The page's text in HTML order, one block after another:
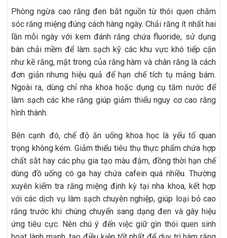
Phòng ngừa cao răng đen bắt nguồn từ thói quen chăm
sóc răng miệng đúng cách hàng ngày. Chải răng ít nhất hai
lần mỗi ngày với kem đánh răng chứa fluoride, sử dụng
bàn chải mềm để làm sạch kỹ các khu vực khó tiếp cận
như kẽ răng, mặt trong của răng hàm và chân răng là cách
đơn giản nhưng hiệu quả để hạn chế tích tụ mảng bám.
Ngoài ra, dùng chỉ nha khoa hoặc dụng cụ tăm nước để
làm sạch các khe răng giúp giảm thiểu nguy cơ cao răng
hình thành.
Bên cạnh đó, chế độ ăn uống khoa học là yếu tố quan
trọng không kém. Giảm thiểu tiêu thụ thực phẩm chứa hợp
chất sắt hay các phụ gia tạo màu đậm, đồng thời hạn chế
dùng đồ uống có ga hay chứa cafein quá nhiều. Thường
xuyên kiểm tra răng miệng định kỳ tại nha khoa, kết hợp
với các dịch vụ làm sạch chuyên nghiệp, giúp loại bỏ cao
răng trước khi chúng chuyển sang dạng đen và gây hiệu
ứng tiêu cực. Nên chú ý đến việc giữ gìn thói quen sinh